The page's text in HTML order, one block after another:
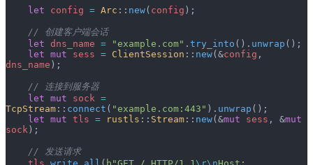
    let
config = Arc :: new( config );
    // 创建客户端会话
    let
dns_name = "example.com" . try_into (). unwrap ();
    let
mut sess = ClientSession :: new(&config
dns_name );
    // 连接到服务器
    let
mut sock =
TcpStream :: connect ( "example.com:443" ). unwrap ();
    let
mut tls = rustls :: Stream :: new(&mut sess , &mut
sock );
    // 发送请求